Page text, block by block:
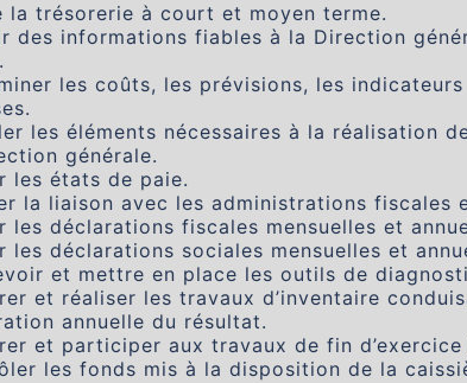
la trésorerie à court et moyen terme.
des informations fiables à la Direction
les coûts, les prévisions, les
les éléments nécessaires à la réalisation
générale.
les états de paie.
la liaison avec les administrations fiscales
les déclarations fiscales mensuelles et
les déclarations sociales mensuelles et
et mettre en place les outils de
et réaliser les travaux d’inventaire
annuelle du résultat.
et participer aux travaux de fin
les fonds mis à la disposition de la